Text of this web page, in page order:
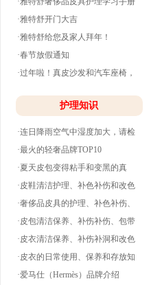
·雅特舒开门大吉
·雅特舒给您及家人拜年！
·春节放假通知
·过年啦！真皮沙发和汽车座椅，
护理知识
·连日降雨空气中湿度加大，请检
查下你的皮衣
·最火的轻奢品牌TOP10
·夏天皮包变得粘手和变黑的真
相！
·皮鞋清洁护理、补色补伤和改色
翻新！
·奢侈品皮具的护理、补色补伤、
包带油边和翻
·皮包清洁保养、补伤补伤、包带
洞边和改色翻
·皮衣清洁保养、补伤补洞和改色
翻新！
·皮衣的日常使用、保养和存放知
识！
·爱马仕（Hermès）品牌介绍